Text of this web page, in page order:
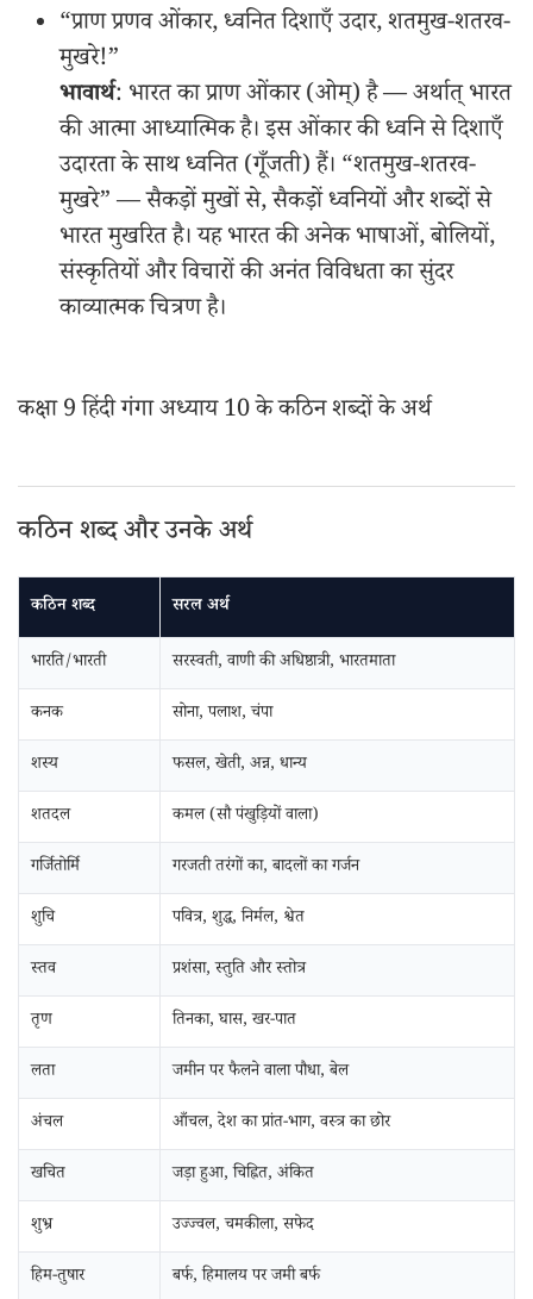
“प्राण प्रणव ओंकार, ध्वनित दिशाएँ उदार, शतमुख-शतरव-
मुखरे!”
भावार्थ: भारत का प्राण ओंकार (ओम्) है — अर्थात् भारत
की आत्मा आध्यात्मिक है। इस ओंकार की ध्वनि से दिशाएँ
उदारता के साथ ध्वनित (गूँजती) हैं। “शतमुख-शतरव-
मुखरे” — सैकड़ों मुखों से, सैकड़ों ध्वनियों और शब्दों से
भारत मुखरित है। यह भारत की अनेक भाषाओं, बोलियों,
संस्कृतियों और विचारों की अनंत विविधता का सुंदर
काव्यात्मक चित्रण है।
कक्षा 9 हिंदी गंगा अध्याय 10 के कठिन शब्दों के अर्थ
कठिन शब्द और उनके अर्थ
कठिन शब्द सरल अर्थ
भारति/भारती
सरस्वती, वाणी की अधिष्ठात्री, भारतमाता
कनक
सोना, पलाश, चंपा
शस्य
फसल, खेती, अन्न, धान्य
शतदल
कमल (सौ पंखुड़ियों वाला)
गर्जितोर्मि
गरजती तरंगों का, बादलों का गर्जन
शुचि
पवित्र, शुद्ध, निर्मल, श्वेत
स्तव
प्रशंसा, स्तुति और स्तोत्र
तृण
तिनका, घास, खर-पात
लता
जमीन पर फैलने वाला पौधा, बेल
अंचल
आँचल, देश का प्रांत-भाग, वस्त्र का छोर
खचित
जड़ा हुआ, चिह्नित, अंकित
शुभ्र
उज्ज्वल, चमकीला, सफेद
हिम-तुषार
बर्फ, हिमालय पर जमी बर्फ